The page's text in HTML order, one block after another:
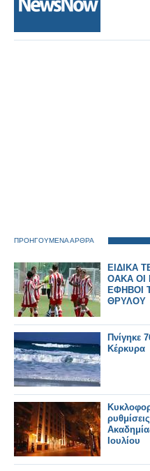
ΠΡΟΗΓΟΥΜΕΝΑ ΑΡΘΡΑ
ΕΙΔΙΚΑ
ΟΑΚΑ ΟΙ
ΕΦΗΒΟΙ
ΘΡΥΛΟΥ
Πνίγηκε
Κέρκυρα
Ιουλίου